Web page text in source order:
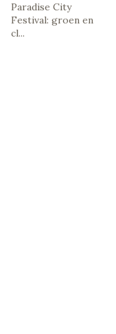
Paradise City
Festival: groen en
cl...